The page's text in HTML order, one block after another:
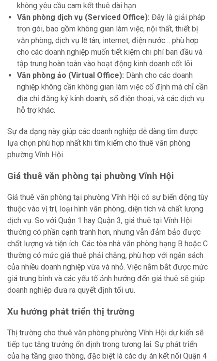
không yêu cầu cam kết thuê dài hạn.
Văn phòng dịch vụ (Serviced Office): Đây là giải pháp
trọn gói, bao gồm không gian làm việc, nội thất, thiết bị
văn phòng, dịch vụ lễ tân, internet, điện nước… phù hợp
cho các doanh nghiệp muốn tiết kiệm chi phí ban đầu và
tập trung hoàn toàn vào hoạt động kinh doanh cốt lõi.
Văn phòng ảo (Virtual Office): Dành cho các doanh
nghiệp không cần không gian làm việc cố định mà chỉ cần
địa chỉ đăng ký kinh doanh, số điện thoại, và các dịch vụ
hỗ trợ khác.
Sự đa dạng này giúp các doanh nghiệp dễ dàng tìm được
lựa chọn phù hợp nhất khi tìm kiếm cho thuê văn phòng
phường Vĩnh Hội.
Giá thuê văn phòng tại phường Vĩnh Hội
Giá thuê văn phòng tại phường Vĩnh Hội có sự biến động tùy
thuộc vào vị trí, loại hình văn phòng, diện tích và chất lượng
dịch vụ. So với Quận 1 hay Quận 3, giá thuê tại Vĩnh Hội
thường có phần cạnh tranh hơn, nhưng vẫn đảm bảo được
chất lượng và tiện ích. Các tòa nhà văn phòng hạng B hoặc C
thường có mức giá thuê phải chăng, phù hợp với ngân sách
của nhiều doanh nghiệp vừa và nhỏ. Việc nắm bắt được mức
giá trung bình và các yếu tố ảnh hưởng đến giá thuê sẽ giúp
doanh nghiệp đưa ra quyết định tối ưu.
Xu hướng phát triển thị trường
Thị trường cho thuê văn phòng phường Vĩnh Hội dự kiến sẽ
tiếp tục tăng trưởng ổn định trong tương lai. Sự phát triển
của hạ tầng giao thông, đặc biệt là các dự án kết nối Quận 4